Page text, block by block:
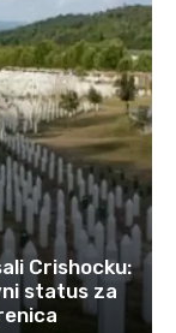
Crishocku:
status za